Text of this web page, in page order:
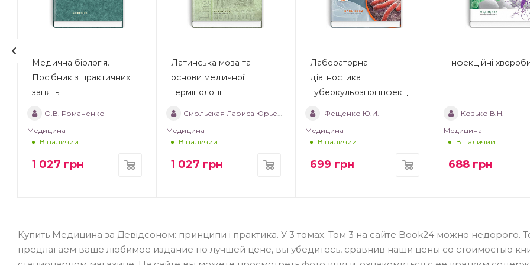
Медична біологія.
Посібник з практичних
занять
О.В. Романенко
Медицина
В наличии
1 027 грн
Латинська мова та
основи медичної
термінології
Смольская Лариса Юрьевна
Медицина
В наличии
1 027 грн
Лабораторна
діагностика
туберкульозної інфекції
Фещенко Ю.И.
Медицина
В наличии
699 грн
Інфекційні
Козько В.Н.
Медицина
В наличии
688 грн
Купить Медицина за Девідсоном: принципи і практика. У 3 томах. Том 3 на сайте Book24 можно недорого.
предлагаем ваше любимое издание по лучшей цене, вы убедитесь, сравнив наши цены со стоимостью